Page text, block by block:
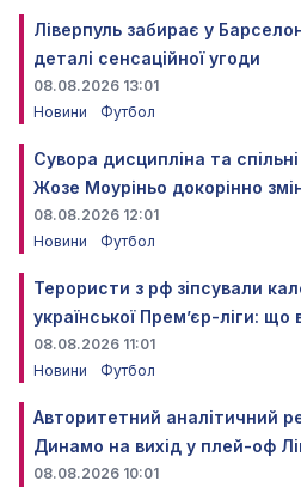
Ліверпуль забирає у
деталі сенсаційної угоди
08.08.2026 13:01
Новини
Футбол
Сувора дисципліна та
Жозе Моуріньо докорінно
08.08.2026 12:01
Новини
Футбол
Терористи з рф зіпсували
української Прем’єр-ліги: що
08.08.2026 11:01
Новини
Футбол
Авторитетний аналітичний
Динамо на вихід у плей-оф
08.08.2026 10:01